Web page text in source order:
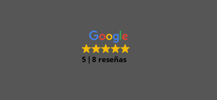
5 8 reseñas